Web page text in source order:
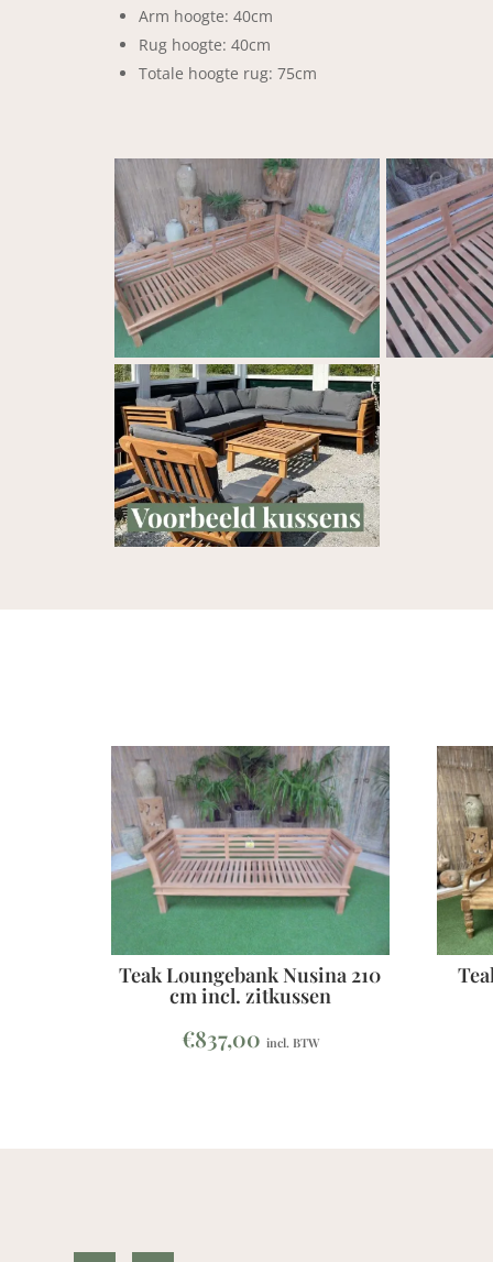
Arm hoogte: 40cm
Rug hoogte: 40cm
Totale hoogte rug: 75cm
Teak Loungebank Nusina 210
cm incl. zitkussen
€837,00 incl. BTW